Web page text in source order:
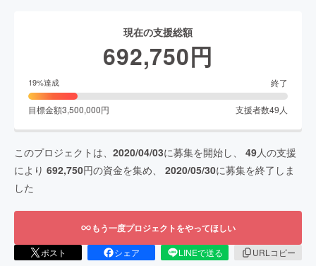
現在の支援総額
692,750円
19%達成 終了
目標金額3,500,000円 支援者数49 人
このプロジェクトは、 2020/04/03に募集を開始し、 49人の支援
により 692,750円の資金を集め、 2020/05/30に募集を終了しま
した
もう一度プロジェクトをやってほしい
ポスト シェア LINEで送る
URLコピー